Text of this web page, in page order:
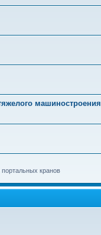
машиностроения
кранов